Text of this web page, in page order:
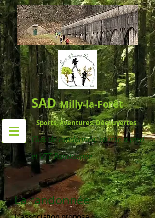
SADMilly-la-Forêt
Sports, Aventures, Découvertes
Club de randonnée,course à pied
et VTT Randonnée
La randonnée